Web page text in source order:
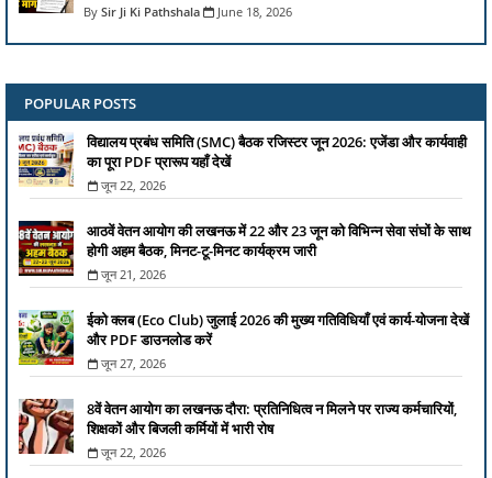
Sir Ji Ki Pathshala June 18, 2026
POPULAR POSTS
विद्यालय प्रबंध समिति (SMC) बैठक रजिस्टर जून 2026: एजेंडा और कार्यवाही
का पूरा PDF प्रारूप यहाँ देखें
जून 22, 2026
आठवें वेतन आयोग की लखनऊ में 22 और 23 जून को विभिन्न सेवा संघों के साथ
होगी अहम बैठक, मिनट-टू-मिनट कार्यक्रम जारी
जून 21, 2026
ईको क्लब (Eco Club) जुलाई 2026 की मुख्य गतिविधियाँ एवं कार्य-योजना देखें
और PDF डाउनलोड करें
जून 27, 2026
8वें वेतन आयोग का लखनऊ दौरा: प्रतिनिधित्व न मिलने पर राज्य कर्मचारियों,
शिक्षकों और बिजली कर्मियों में भारी रोष
जून 22, 2026